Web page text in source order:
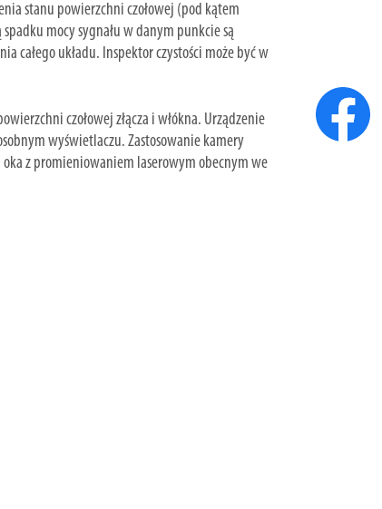
stanu powierzchni czołowej (pod kątem
mocy sygnału w danym punkcie są
całego układu. Inspektor czystości może być w
czołowej złącza i włókna. Urządzenie
wyświetlaczu. Zastosowanie kamery
z promieniowaniem laserowym obecnym we